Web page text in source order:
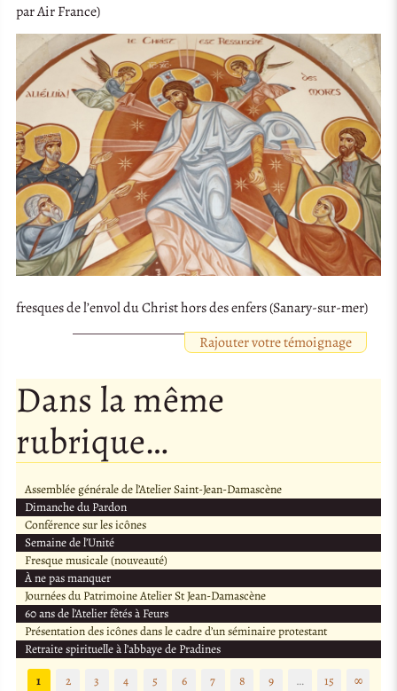
par Air France)
fresques de l’envol du Christ hors des enfers (Sanary-sur-mer)
Rajouter votre témoignage
Dans la même
rubrique…
Assemblée générale de l’Atelier Saint-Jean-Damascène
Dimanche du Pardon
Conférence sur les icônes
Semaine de l’Unité
Fresque musicale (nouveauté)
À ne pas manquer
Journées du Patrimoine Atelier St Jean-Damascène
60 ans de l’Atelier fêtés à Feurs
Présentation des icônes dans le cadre d’un séminaire protestant
Retraite spirituelle à l’abbaye de Pradines
1
2 3 4 5 6 7 8 9 … 15 ∞